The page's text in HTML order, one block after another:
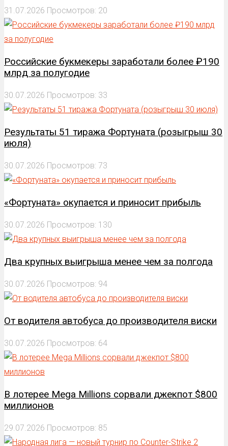
31.07.2026 Просмотров: 20
Российские букмекеры заработали более ₽190
млрд за полугодие
30.07.2026 Просмотров: 33
Результаты 51 тиража Фортуната (розыгрыш 30
июля)
30.07.2026 Просмотров: 73
«Фортуната» окупается и приносит прибыль
30.07.2026 Просмотров: 130
Два крупных выигрыша менее чем за полгода
30.07.2026 Просмотров: 94
От водителя автобуса до производителя виски
30.07.2026 Просмотров: 64
В лотерее Mega Millions сорвали джекпот $800
миллионов
29.07.2026 Просмотров: 85